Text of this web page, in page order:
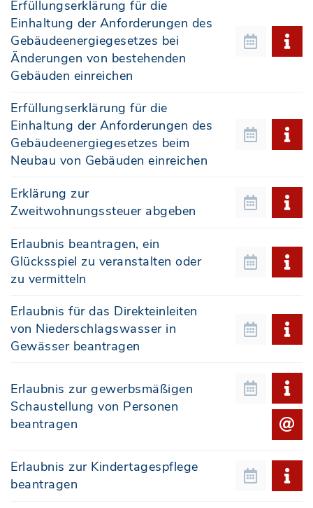
Erfüllungserklärung für die
Einhaltung der Anforderungen des
Gebäudeenergiegesetzes bei
Änderungen von bestehenden
Gebäuden einreichen
Erfüllungserklärung für die
Einhaltung der Anforderungen des
Gebäudeenergiegesetzes beim
Neubau von Gebäuden einreichen
Erklärung zur
Zweitwohnungssteuer abgeben
Erlaubnis beantragen, ein
Glücksspiel zu veranstalten oder
zu vermitteln
Erlaubnis für das Direkteinleiten
von Niederschlagswasser in
Gewässer beantragen
Erlaubnis zur gewerbsmäßigen
Schaustellung von Personen
beantragen
Erlaubnis zur Kindertagespflege
beantragen